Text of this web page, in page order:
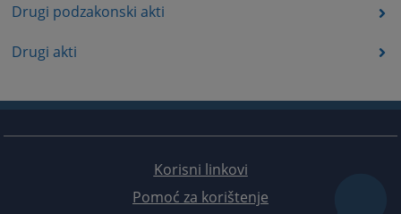
Drugi podzakonski akti
Drugi akti
Korisni linkovi
Pomoć za korištenje